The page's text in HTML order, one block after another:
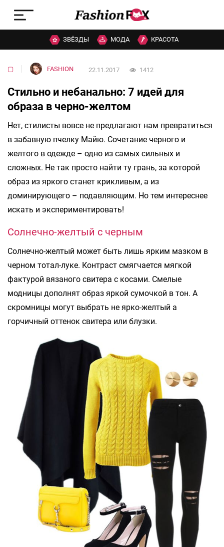
ЗВЁЗДЫ МОДА КРАСОТА
▢ FASHION 22.11.2017 1412
Стильно и небанально: 7 идей для
образа в черно-желтом
Нет, стилисты вовсе не предлагают нам превратиться
в забавную пчелку Майю. Сочетание черного и
желтого в одежде – одно из самых сильных и
сложных. Не так просто найти ту грань, за которой
образ из яркого станет крикливым, а из
доминирующего – подавляющим. Но тем интереснее
искать и экспериментировать!
Солнечно-желтый с черным
Солнечно-желтый может быть лишь ярким мазком в
черном тотал-луке. Контраст смягчается мягкой
фактурой вязаного свитера с косами. Смелые
модницы дополнят образ яркой сумочкой в тон. А
скромницы могут выбрать не ярко-желтый а
горчичный оттенок свитера или блузки.